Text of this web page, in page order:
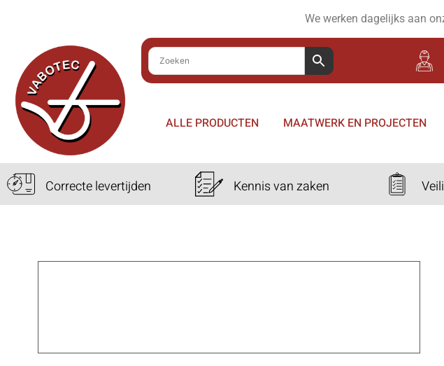
We werken dagelijks aan
ALLE PRODUCTEN MAATWERK EN PROJECTEN
Correcte levertijden Kennis van zaken